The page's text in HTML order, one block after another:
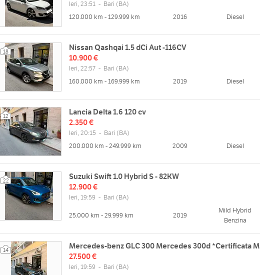
Indirizzo
Via Foggia, 24a, 70124 Bari BA, Italia
Mappa
Sito web
http://www.peoplecarconsulting.it
Orari
Lun
09:00 - 13:00 | 15:00 - 19:30
Mer
09:00 - 13:00 | 15:00 - 19:30
Ven
Sab
09:00 - 13:00 | chiuso
Ieri, 23:51 - Bari (BA)
120.000 km - 129.999 km
2016 Diesel
18
Nissan Qashqai 1.5 dCi Aut -116CV
10.900 €
Ieri, 22:57 - Bari (BA)
160.000 km - 169.999 km
2019 Diesel
12
Lancia Delta 1.6 120 cv
2.350 €
Ieri, 20:15 - Bari (BA)
200.000 km - 249.999 km
2009 Diesel
22
Suzuki Swift 1.0 Hybrid S - 82KW
12.900 €
Ieri, 19:59 - Bari (BA)
25.000 km - 29.999 km 2019
Mild Hybrid
Benzina
14
Mercedes-benz GLC 300 Mercedes 300d *Certificata M
27.500 €
Ieri, 19:59 - Bari (BA)